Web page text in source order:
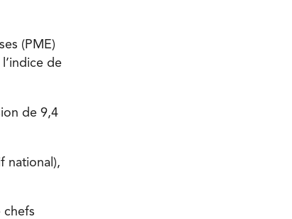
(PME)
de
de 9,4
national),
chefs